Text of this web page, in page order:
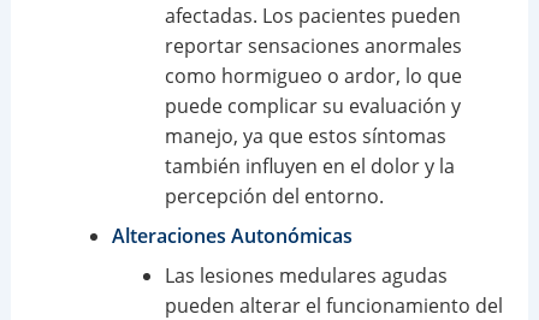
afectadas. Los pacientes pueden
reportar sensaciones anormales
como hormigueo o ardor, lo que
puede complicar su evaluación y
manejo, ya que estos síntomas
también influyen en el dolor y la
percepción del entorno.
Alteraciones Autonómicas
Las lesiones medulares agudas
pueden alterar el funcionamiento del